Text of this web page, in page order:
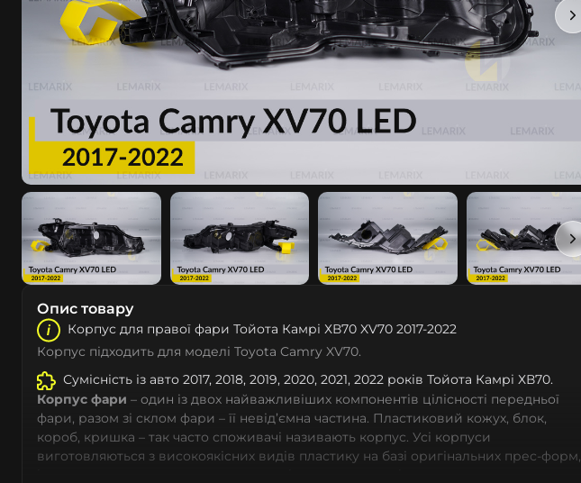
Опис товару
Корпус для правої фари Тойота Камрі ХВ70 XV70 2017-2022
Корпус підходить для моделі Toyota Camry XV70.
Сумісність із авто 2017, 2018, 2019, 2020, 2021, 2022 років Тойота Камрі ХВ70.
Корпус фари – один із двох найважливіших компонентів цілісності передньої
фари, разом зі склом фари – її невід’ємна частина. Пластиковий кожух, блок,
короб, кришка – так часто споживачі називають корпус. Усі корпуси
виготовляються з високоякісних видів пластику на базі оригінальних прес-форм,